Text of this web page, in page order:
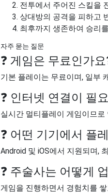
전투에서 주어진 스킬을
상대방의 공격을 피하고
최후까지 생존하여 승리
자주 묻는 질문
❓ 게임은 무료인가요
기본 플레이는 무료이며, 일부
❓ 인터넷 연결이 필
실시간 멀티플레이 게임이므
❓ 어떤 기기에서 플
Android 및 iOS에서 지원되며,
❓ 주술사는 어떻게
게임을 진행하면서 경험치를